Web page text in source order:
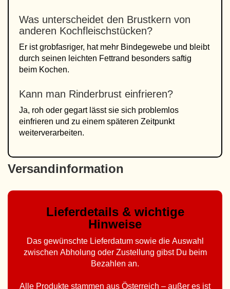
Was unterscheidet den Brustkern von
anderen Kochfleischstücken?
Er ist grobfasriger, hat mehr Bindegewebe und bleibt
durch seinen leichten Fettrand besonders saftig
beim Kochen.
Kann man Rinderbrust einfrieren?
Ja, roh oder gegart lässt sie sich problemlos
einfrieren und zu einem späteren Zeitpunkt
weiterverarbeiten.
Versandinformation
Lieferdetails & wichtige
Hinweise
Das gewünschte Lieferdatum sowie die Auswahl
zwischen Abholung oder Zustellung gibst Du beim
Bezahlen an.
Alle Produkte stammen aus Österreich – außer es ist